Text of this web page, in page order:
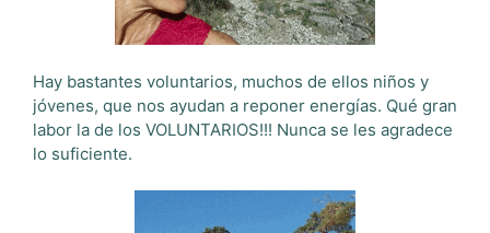
Hay bastantes voluntarios, muchos de ellos niños y
jóvenes, que nos ayudan a reponer energías. Qué gran
labor la de los VOLUNTARIOS!!! Nunca se les agradece
lo suficiente.